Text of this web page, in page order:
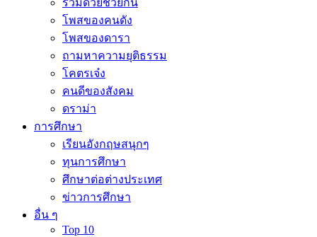
ร่วมด้วยช่วยกัน
โพสของคนดัง
โพสของดารา
ถามหาความยุติธรรม
โคตรเจ๋ง
คนดีของสังคม
ดราม่า
การศึกษา
เรียนอังกฤษสนุกๆ
ทุนการศึกษา
ศึกษาต่อต่างประเทศ
ข่าวการศึกษา
อื่น ๆ
Top 10